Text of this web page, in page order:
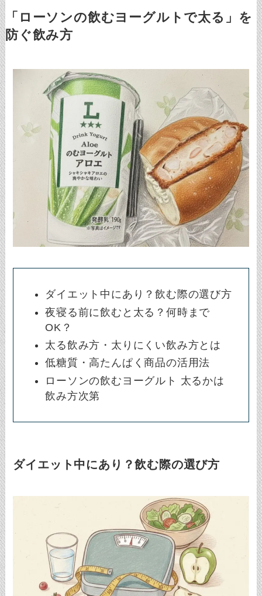
「ローソンの飲むヨーグルトで太る」を
防ぐ飲み方
ダイエット中にあり？飲む際の選び方
夜寝る前に飲むと太る？何時まで
OK？
太る飲み方・太りにくい飲み方とは
低糖質・高たんぱく商品の活用法
ローソンの飲むヨーグルト 太るかは
飲み方次第
ダイエット中にあり？飲む際の選び方